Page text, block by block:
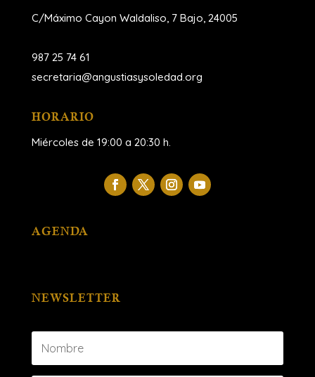
C/Máximo Cayon Waldaliso, 7 Bajo, 24005
987 25 74 61
secretaria@angustiasysoledad.org
HORARIO
Miércoles de 19:00 a 20:30 h.
AGENDA
NEWSLETTER